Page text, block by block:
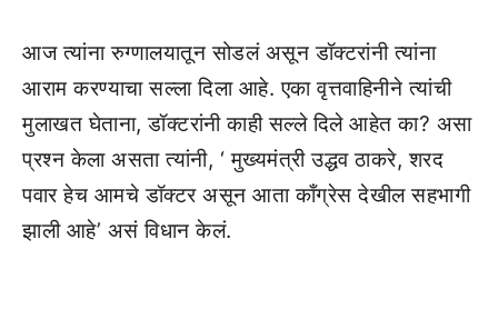
आज त्यांना रुग्णालयातून सोडलं असून डॉक्टरांनी त्यांना
आराम करण्याचा सल्ला दिला आहे. एका वृत्तवाहिनीने त्यांची
मुलाखत घेताना, डॉक्टरांनी काही सल्ले दिले आहेत का? असा
प्रश्न केला असता त्यांनी, ‘ मुख्यमंत्री उद्धव ठाकरे, शरद
पवार हेच आमचे डॉक्टर असून आता काँग्रेस देखील सहभागी
झाली आहे’ असं विधान केलं.